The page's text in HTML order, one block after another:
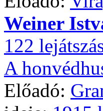
Weiner
122
A
Előadó: